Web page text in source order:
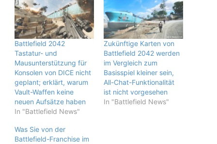
Battlefield 2042
Tastatur- und
Mausunterstützung für
Konsolen von DICE nicht
geplant; erklärt, warum
Vault-Waffen keine
neuen Aufsätze haben
In "Battlefield News"
Zukünftige Karten von
Battlefield 2042 werden
im Vergleich zum
Basisspiel kleiner sein,
All-Chat-Funktionalität
ist nicht vorgesehen
In "Battlefield News"
Was Sie von der
Battlefield-Franchise im